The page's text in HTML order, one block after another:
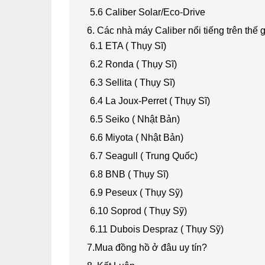
5.6 Caliber Solar/Eco-Drive
6. Các nhà máy Caliber nổi tiếng trên thế
6.1 ETA ( Thụy Sĩ)
6.2 Ronda ( Thụy Sĩ)
6.3 Sellita ( Thụy Sĩ)
6.4 La Joux-Perret ( Thụy Sĩ)
6.5 Seiko ( Nhật Bản)
6.6 Miyota ( Nhật Bản)
6.7 Seagull ( Trung Quốc)
6.8 BNB ( Thụy Sĩ)
6.9 Peseux ( Thụy Sỹ)
6.10 Soprod ( Thụy Sỹ)
6.11 Dubois Despraz ( Thụy Sỹ)
7.Mua đồng hồ ở đâu uy tín?